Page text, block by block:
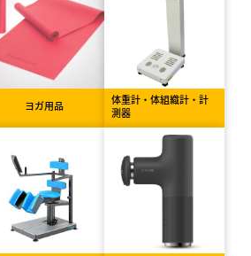
ヨガ用品
体重計・体組織計・計
測器